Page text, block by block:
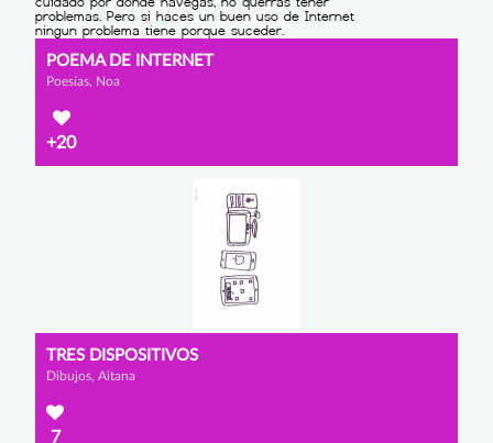
POEMA DE INTERNET
Poesías, Noa
+20
TRES DISPOSITIVOS
Dibujos, Aitana
7